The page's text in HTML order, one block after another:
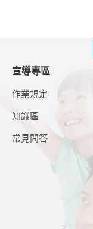
宣導專區
作業規定
知識區
常見問答